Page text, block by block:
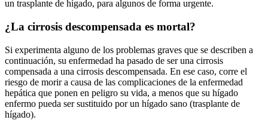
un trasplante de hígado, para algunos de forma urgente.
¿La cirrosis descompensada es mortal?
Si experimenta alguno de los problemas graves que se describen a
continuación, su enfermedad ha pasado de ser una cirrosis
compensada a una cirrosis descompensada. En ese caso, corre el
riesgo de morir a causa de las complicaciones de la enfermedad
hepática que ponen en peligro su vida, a menos que su hígado
enfermo pueda ser sustituido por un hígado sano (trasplante de
hígado).